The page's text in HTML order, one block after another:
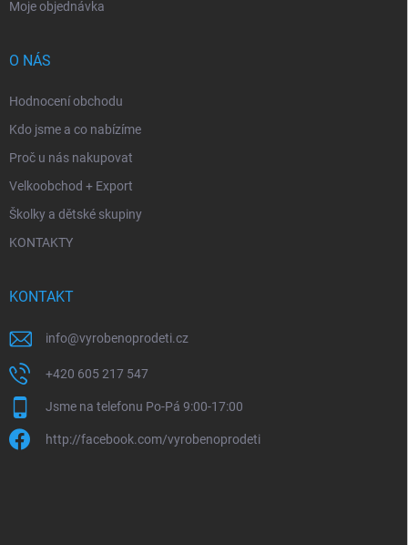
Moje objednávka
O NÁS
Hodnocení obchodu
Kdo jsme a co nabízíme
Proč u nás nakupovat
Velkoobchod + Export
Školky a dětské skupiny
KONTAKTY
KONTAKT
info@vyrobenoprodeti.cz
+420 605 217 547
Jsme na telefonu Po-Pá 9:00-17:00
http://facebook.com/vyrobenoprodeti